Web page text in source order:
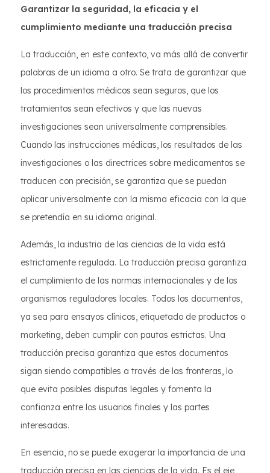
Garantizar la seguridad, la eficacia y el
cumplimiento mediante una traducción precisa
La traducción, en este contexto, va más allá de convertir
palabras de un idioma a otro. Se trata de garantizar que
los procedimientos médicos sean seguros, que los
tratamientos sean efectivos y que las nuevas
investigaciones sean universalmente comprensibles.
Cuando las instrucciones médicas, los resultados de las
investigaciones o las directrices sobre medicamentos se
traducen con precisión, se garantiza que se puedan
aplicar universalmente con la misma eficacia con la que
se pretendía en su idioma original.
Además, la industria de las ciencias de la vida está
estrictamente regulada. La traducción precisa garantiza
el cumplimiento de las normas internacionales y de los
organismos reguladores locales. Todos los documentos,
ya sea para ensayos clínicos, etiquetado de productos o
marketing, deben cumplir con pautas estrictas. Una
traducción precisa garantiza que estos documentos
sigan siendo compatibles a través de las fronteras, lo
que evita posibles disputas legales y fomenta la
confianza entre los usuarios finales y las partes
interesadas.
En esencia, no se puede exagerar la importancia de una
traducción precisa en las ciencias de la vida. Es el eje